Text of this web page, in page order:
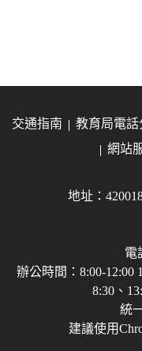
交通指南 教育局電話
網站
地址：
電
辦公時間：8:00-12:00
8:30、
統
建議使用